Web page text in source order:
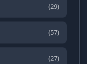
(29)
(57)
(27)